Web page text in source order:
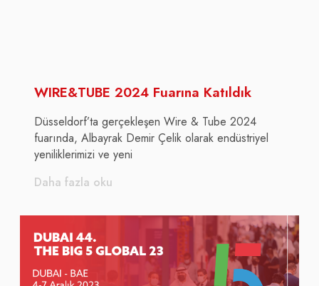
WIRE&TUBE 2024 Fuarına Katıldık
Düsseldorf’ta gerçekleşen Wire & Tube 2024
fuarında, Albayrak Demir Çelik olarak endüstriyel
yeniliklerimizi ve yeni
Daha fazla oku